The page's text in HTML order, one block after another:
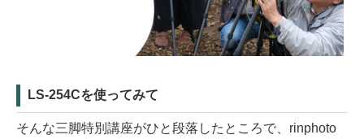
LS-254Cを使ってみて
そんな三脚特別講座がひと段落したところで、rinphoto